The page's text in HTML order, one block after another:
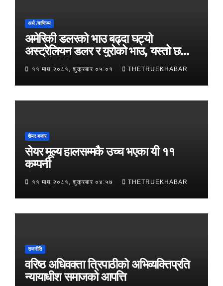
अर्थ /वाणिज्य
अमेरिकी डलरको भाउ बढ्दा घट्यो
अस्ट्रेलियन डलर र युरोको भाउ, यस्तो छ
आजको विनिमयदर
११ माघ २०८१, शुक्रबार ०५:०१ THETRUEKHABAR
शेयर बजार
सेयर मूल्य हालसम्मकै उच्च भएका यी ११
कम्पनी
११ माघ २०८१, शुक्रबार ०४:५७ THETRUEKHABAR
राजनीति
वरिष्ठ अधिवक्ता त्रिपाठीको अभिव्यक्तिप्रति
न्यायाधीश समाजको आपत्ति